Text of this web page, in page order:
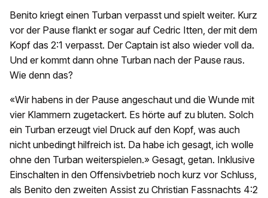
Benito kriegt einen Turban verpasst und spielt weiter. Kurz
vor der Pause flankt er sogar auf Cedric Itten, der mit dem
Kopf das 2:1 verpasst. Der Captain ist also wieder voll da.
Und er kommt dann ohne Turban nach der Pause raus.
Wie denn das?
«Wir habens in der Pause angeschaut und die Wunde mit
vier Klammern zugetackert. Es hörte auf zu bluten. Solch
ein Turban erzeugt viel Druck auf den Kopf, was auch
nicht unbedingt hilfreich ist. Da habe ich gesagt, ich wolle
ohne den Turban weiterspielen.» Gesagt, getan. Inklusive
Einschalten in den Offensivbetrieb noch kurz vor Schluss,
als Benito den zweiten Assist zu Christian Fassnachts 4:2